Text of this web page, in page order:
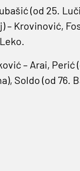
(od 25.
– Krovinović,
– Arai, Perić
Soldo (od 76.